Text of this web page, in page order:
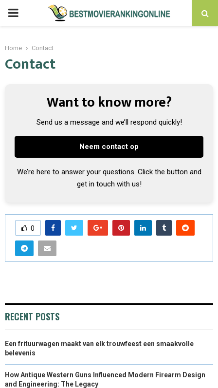
PRIMARY
Home Contact
Contact
Want to know more?
Send us a message and we’ll respond quickly!
Neem contact op
We’re here to answer your questions. Click the button and
get in touch with us!
0
RECENT POSTS
Een frituurwagen maakt van elk trouwfeest een smaakvolle
belevenis
How Antique Western Guns Influenced Modern Firearm Design
and Engineering: The Legacy